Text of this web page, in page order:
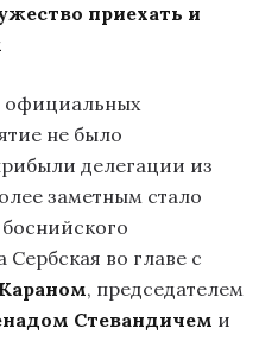
приехать и
официальных
не было
делегации из
заметным стало
Сербская во главе с
, председателем
Стевандичем и